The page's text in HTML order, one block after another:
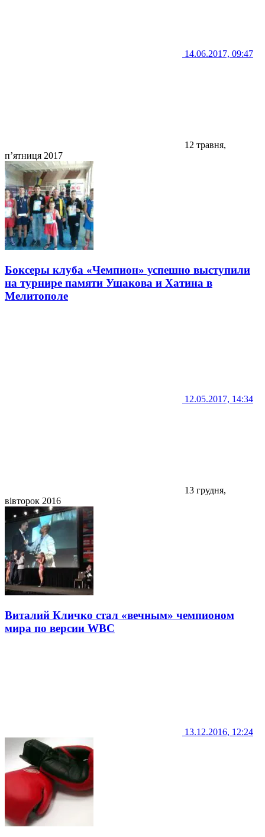
14.06.2017, 09:47
12 травня,
п’ятниця 2017
Боксеры клуба «Чемпион» успешно выступили
на турнире памяти Ушакова и Хатина в
Мелитополе
12.05.2017, 14:34
13 грудня,
вівторок 2016
Виталий Кличко стал «вечным» чемпионом
мира по версии WBC
13.12.2016, 12:24